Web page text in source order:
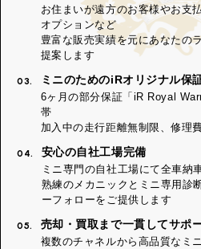
お住まいが遠方のお客様やお支
オプションなど
豊富な販売実績を元にあなたの
提案します
03. ミニのためのiRオリジナル保
6ヶ月の部分保証「iR Royal
帯
加入中の走行距離無制限、修理
04. 安心の自社工場完備
ミニ専門の自社工場にて全車納
熟練のメカニックとミニ専用診
ーフォローをご提供します
05. 売却・買取まで一貫してサポ
複数のチャネルから高品質なミ